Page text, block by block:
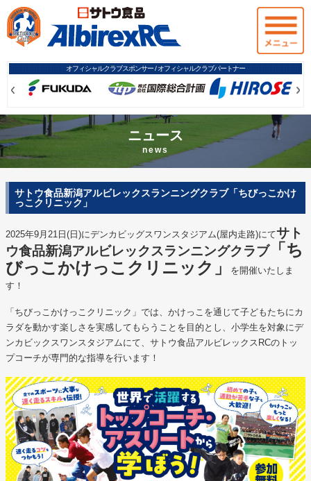
オフィシャルクラブスポンサー / オフィシャルクラブパートナー
Prev
Prev
ニュース
news
サトウ食品新潟アルビレックスランニングクラブ「ちびっこかけ
っこクリニック」
2025年9月21日(日)にデンカビッグスワンスタジアム(屋内走路)にてサト
ウ食品新潟アルビレックスランニングクラブ「ち
びっこかけっこクリニッ ク」
を開催いたしま
す！
「ちびっこかけっこクリニック」では、かけっこを通じて子どもたちにカ
ラダを動かす楽しさを実感してもらうことを目的とし、小学生を対象にデ
ンカビックスワンスタジアムにて、サトウ食品アルビレックスRCのトッ
プコーチが専門的な指導を行います！